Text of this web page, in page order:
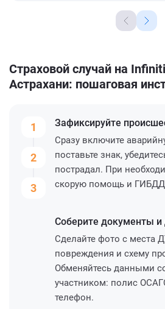
Страховой случай на
Астрахани: пошаговая
1
2
3
Зафиксируйте
Сразу включите
поставьте знак,
пострадал. При
скорую помощь и
Соберите документы и
Сделайте фото с места
повреждения и схему
Обменяйтесь данными
участником: полис
телефон.